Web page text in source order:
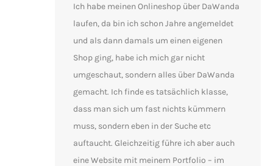
Ich habe meinen Onlineshop über DaWanda
laufen, da bin ich schon Jahre angemeldet
und als dann damals um einen eigenen
Shop ging, habe ich mich gar nicht
umgeschaut, sondern alles über DaWanda
gemacht. Ich finde es tatsächlich klasse,
dass man sich um fast nichts kümmern
muss, sondern eben in der Suche etc
auftaucht. Gleichzeitig führe ich aber auch
eine Website mit meinem Portfolio – im